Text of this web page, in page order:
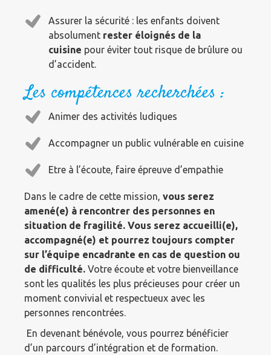
Assurer la sécurité : les enfants doivent
absolument rester éloignés de la
cuisine pour éviter tout risque de brûlure ou
d’accident.
Les compétences recherchées :
Animer des activités ludiques
Accompagner un public vulnérable en cuisine
Etre à l’écoute, faire épreuve d’empathie
Dans le cadre de cette mission, vous serez
amené(e) à rencontrer des personnes en
situation de fragilité. Vous serez accueilli(e),
accompagné(e) et pourrez toujours compter
sur l’équipe encadrante en cas de question ou
de difficulté. Votre écoute et votre bienveillance
sont les qualités les plus précieuses pour créer un
moment convivial et respectueux avec les
personnes rencontrées.
En devenant bénévole, vous pourrez bénéficier
d’un parcours d’intégration et de formation.